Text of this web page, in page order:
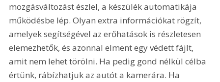
mozgásváltozást észlel, a készülék automatikája
működésbe lép. Olyan extra információkat rögzít,
amelyek segítségével az erőhatások is részletesen
elemezhetők, és azonnal elment egy védett fájlt,
amit nem lehet törölni. Ha pedig gond nélkül célba
értünk, rábízhatjuk az autót a kamerára. Ha